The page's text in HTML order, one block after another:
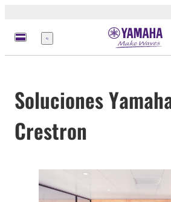
Menú
Soluciones
Crestron